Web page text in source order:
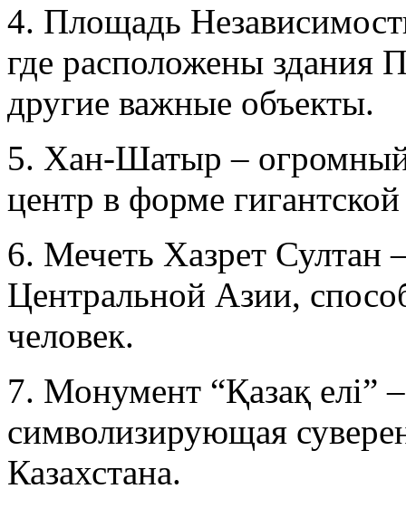
4. Площадь
где расположены здания
другие важные объекты.
5. Хан-Шатыр – огромный
центр в форме
6. Мечеть Хазрет Султан
Центральной Азии,
человек.
7. Монумент “Қазақ елі”
символизирующая
Казахстана.